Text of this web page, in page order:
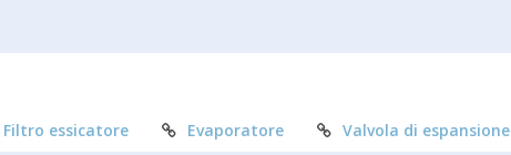
Filtro essicatore Evaporatore Valvola di espansione